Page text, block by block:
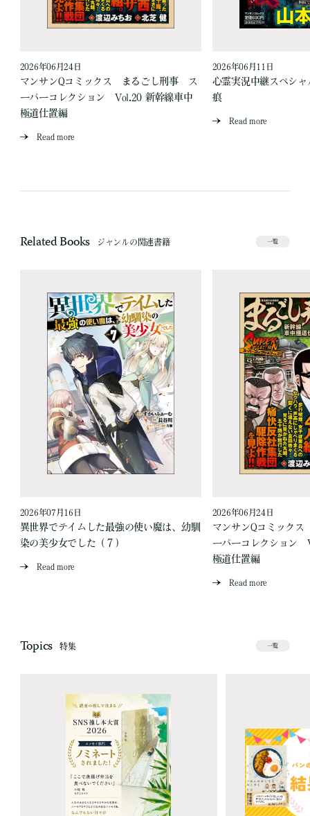
2026年06月24日
マンサンQコミックス まるごし刑事 ス
ーパーコレクション Vol.20 新幹線車中
極道仕置編
Read more
2026年06月11日
心霊実況中継スペシ
痕
Read more
Related Books ジャンルの関連書籍 一覧
2026年07月16日
異世界でテイムした最強の使い魔は、幼馴
染の美少女でした（７）
Read more
2026年06月24日
マンサンQコミック
ーパーコレクション
極道仕置編
Read more
Topics 特集 一覧